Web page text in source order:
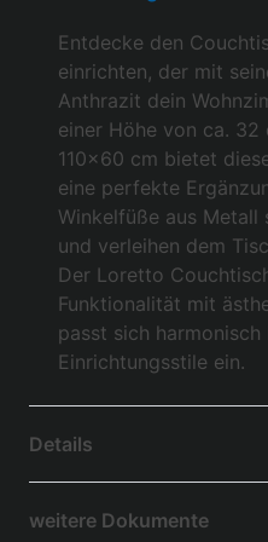
Entdecke den
einrichten, der mit
Anthrazit dein
einer Höhe von ca. 32
110x60 cm bietet
eine perfekte
Winkelfüße aus
und verleihen dem
Der Loretto
Funktionalität mit
passt sich harmonisch
Einrichtungsstile ein.
Details
weitere Dokumente